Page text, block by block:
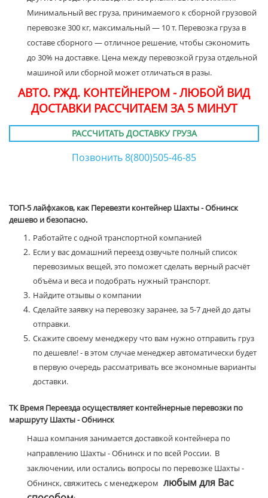
Минимальный вес груза, принимаемого к сборной грузовой
перевозке 300 кг, максимальный — 10 т. Перевозка груза в
составе сборного — отличное решение, чтобы сэкономить
до 30% на доставке. Цена между перевозкой груза отдельной
машиной или сборной может отличаться в разы.
АВТО. РЖД. КОНТЕЙНЕРОМ - ЛЮБОЙ ВИД
ДОСТАВКИ РАССЧИТАЕМ ЗА 5 МИНУТ
РАССЧИТАТЬ ДОСТАВКУ ГРУЗА
Позвонить 8(800)505-46-85
ТОП-5 лайфхаков, как Перевезти контейнер Шахты - Обнинск
дешево и безопасно.
Работайте с одной транспортной компанией
Если у вас домашний переезд озвучьте полный список
перевозимых вещей, это поможет сделать верный расчёт
объёма и веса и подобрать нужный транспорт.
Найдите отзывы о компании
Сделайте заявку на перевозку заранее, за 5-7 дней до даты
отправки.
Скажите своему менеджеру что вам нужно отправить груз
по дешевле! - в этом случае менеджер автоматически будет
в первую очередь рассматривать все экономные варианты
доставки.
ТК Время Переезда осуществляет контейнерные перевозки по
маршруту Шахты - Обнинск
Наша компания занимается доставкой контейнера по
направлению Шахты - Обнинск и по всей России. В
заключении, или остались вопросы по перевозке Шахты -
Обнинск, свяжитесь с менеджером любым для Вас